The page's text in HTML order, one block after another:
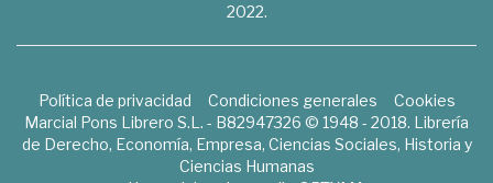
2022.
Política de privacidad Condiciones generales
Cookies
Marcial Pons Librero S.L. - B82947326 © 1948 - 2018. Librería
de Derecho, Economía, Empresa, Ciencias Sociales, Historia y
Ciencias Humanas